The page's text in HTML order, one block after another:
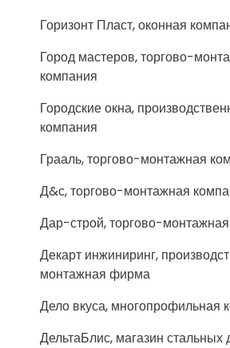
Горизонт Пласт, оконная
Город мастеров, торгово-
компания
Городские окна,
компания
Грааль, торгово-монтажная
Д&с, торгово-монтажная
Дар-строй, торгово-
Декарт инжиниринг,
монтажная фирма
Дело вкуса, многопрофильная
ДельтаБлис, магазин стальных